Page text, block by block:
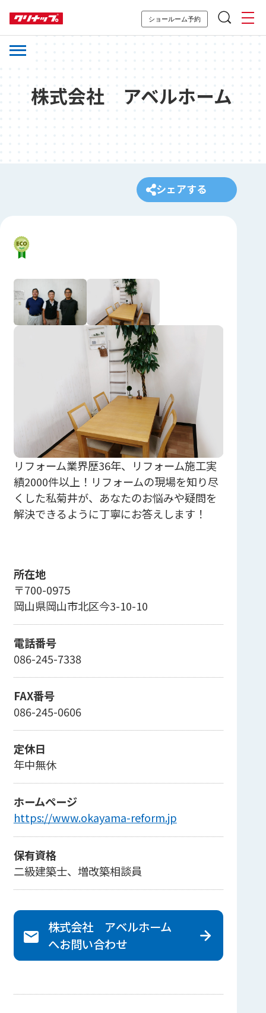
ショールーム予約
株式会社 アベルホーム
シェアする
リフォーム業界歴36年、リフォーム施工実
績2000件以上！リフォームの現場を知り尽
くした私菊井が、あなたのお悩みや疑問を
解決できるように丁寧にお答えします！
所在地
〒700-0975
岡山県岡山市北区今3-10-10
電話番号
086-245-7338
FAX番号
086-245-0606
定休日
年中無休
ホームページ
https://www.okayama-reform.jp
保有資格
二級建築士、増改築相談員
株式会社 アベルホーム
へお問い合わせ